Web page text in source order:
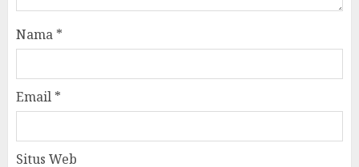
Nama *
Email *
Situs Web